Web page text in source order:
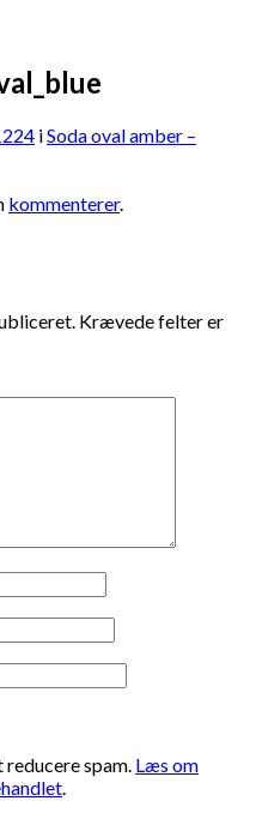
iSoda oval amber –
kommenterer.
Krævede felter er
spam. Læs om
.